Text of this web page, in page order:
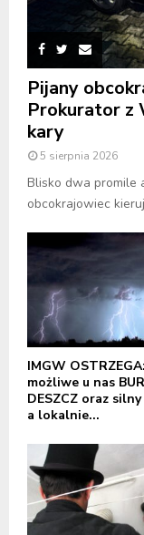
Pijany
Prokurator z
kary
5 sierpnia 2026
Blisko dwa promile
obcokrajowiec
IMGW OSTRZEGA:
możliwe u nas
DESZCZ oraz
a lokalnie...